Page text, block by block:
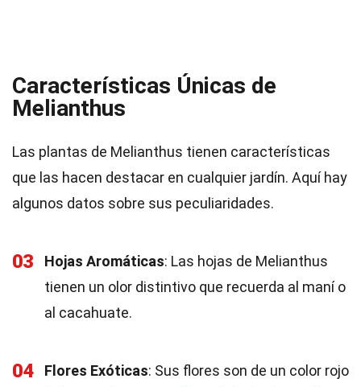
Características Únicas de
Melianthus
Las plantas de Melianthus tienen características
que las hacen destacar en cualquier jardín. Aquí hay
algunos datos sobre sus peculiaridades.
03 Hojas Aromáticas: Las hojas de Melianthus
tienen un olor distintivo que recuerda al maní o
al cacahuate.
04 Flores Exóticas: Sus flores son de un color rojo